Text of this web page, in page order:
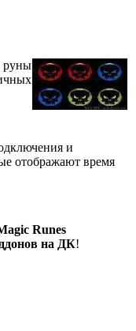
руны
и
отображают время
Runes
на ДК!